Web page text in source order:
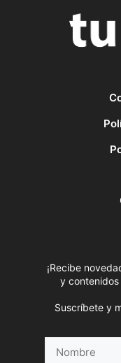
¡Recibe
y contenidos
Suscríbete y